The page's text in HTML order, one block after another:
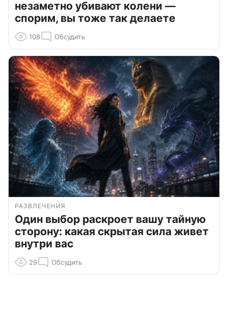
незаметно убивают колени —
спорим, вы тоже так делаете
108 Обсудить
РАЗВЛЕЧЕНИЯ
Один выбор раскроет вашу тайную
сторону: какая скрытая сила живет
внутри вас
29 Обсудить